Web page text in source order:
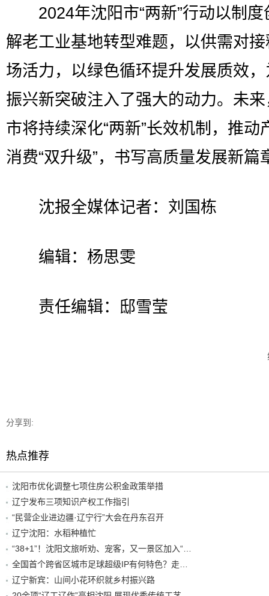
2024年沈阳市“两新”行动以制度
解老工业基地转型难题，以供需对
场活力，以绿色循环提升发展质效
振兴新突破注入了强大的动力。未
市将持续深化“两新”长效机制，推动
消费“双升级”，书写高质量发展新篇
沈报全媒体记者：刘国栋
编辑：杨思雯
责任编辑：邸雪莹
分享到:
热点推荐
沈阳市优化调整七项住房公积金政策举措
辽宁发布三项知识产权工作指引
“民营企业进边疆·辽宁行”大会在丹东召开
辽宁沈阳：水稻种植忙
辽宁新宾：山间小花环织就乡村振兴路